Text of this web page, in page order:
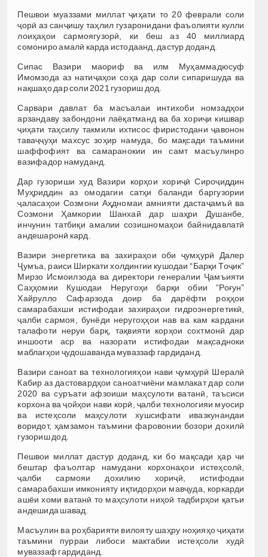
Пешвои муаззами миллат ҷиҳати то 20 феврали соли
ҷорӣ аз санҷишу таҳлил гузаронидани фаъолияти кулли
лоиҳаҳои сармоягузорӣ, ки беш аз 40 миллиард
сомониро амалӣ карда истодаанд, дастур доданд.
Сипас Вазири маориф ва илм Муҳаммадюсуф
Имомзода аз натиҷаҳои соҳа дар соли сипаришуда ва
нақшаҳо дар соли 2021 гузориш дод.
Сарвари давлат ба масъалаи интихоби номзадҳои
арзандаву забондони лаёқатманд ва ба хориҷи кишвар
ҷиҳати таҳсилу такмили ихтисос фиристодани ҷавонон
таваҷҷуҳи махсус зоҳир намуда, бо мақсади таъмини
шаффофият ва самаранокии ин самт масъулинро
вазифадор намуданд.
Дар гузориши худ Вазири корҳои хориҷӣ Сироҷиддин
Муҳриддин аз омодагии сатҳи баланди баргузории
ҷаласаҳои Созмони Аҳдномаи амнияти дастаҷамъӣ ва
Созмони Ҳамкории Шанхай дар шаҳри Душанбе,
инчунин татбиқи амалии созишномаҳои байнидавлатӣ
андешаронӣ кард.
Вазири энергетика ва захираҳои оби ҷумҳурӣ Далер
Ҷумъа, раиси Ширкати холдингии кушодаи “Барқи Тоҷик”
Мирзо Исмоилзода ва директори генералии Ҷамъияти
Саҳҳомии Кушодаи Неругоҳи барқи обии “Роғун”
Хайрулло Сафарзода доир ба дарёфти роҳҳои
самарабахши истифодаи захираҳои гидроэнергетикӣ,
ҷалби сармоя, бунёди неругоҳҳои нав ва кам кардани
талафоти неруи барқ, тақвияти корҳои сохтмонӣ дар
иншооти аср ва назорати истифодаи мақсадноки
маблағҳои ҷудошаванда муваззаф гардиданд.
Вазири саноат ва технологияҳои нави ҷумҳурӣ Шералӣ
Кабир аз дастовардҳои саноатчиёни мамлакат дар соли
2020 ва суръати афзоиши маҳсулоти ватанӣ, таъсиси
корхона ва ҷойҳои нави корӣ, ҷалби технологияи муосир
ва истеҳсоли маҳсулоти хушсифати ивазкунандаи
воридот, ҳамзамон таъмини фаровонии бозори дохилӣ
гузориш дод.
Пешвои миллат дастур доданд, ки бо мақсади ҳар чи
бештар фаъолтар намудани корхонаҳои истеҳсолӣ,
ҷалби сармояи дохилию хориҷӣ, истифодаи
самарабахши имконияту иқтидорҳои мавҷуда, коркарди
ашёи хоми ватанӣ то маҳсулоти ниҳоӣ тадбирҳои қатъи
андешида шавад.
Масъулин ва роҳбарияти вилояту шаҳру ноҳияҳо ҷиҳати
таъмини пурраи либоси мактабии истеҳсоли худӣ
муваззаф гардиданд.